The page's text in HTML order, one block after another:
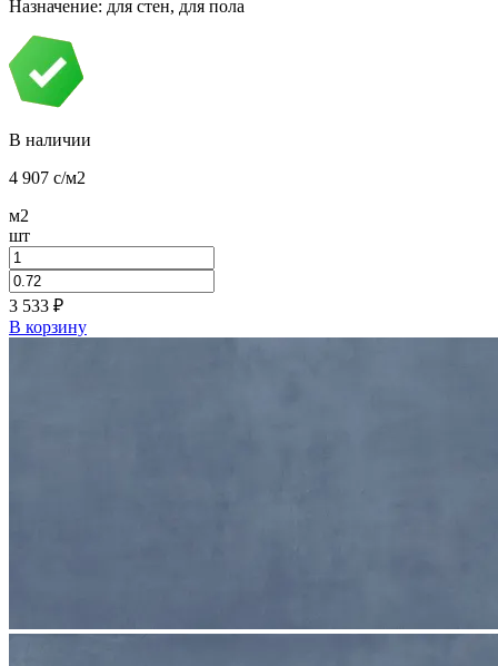
Назначение: для стен, для пола
В наличии
4 907 c/м2
м2
шт
3 533 ₽
В корзину